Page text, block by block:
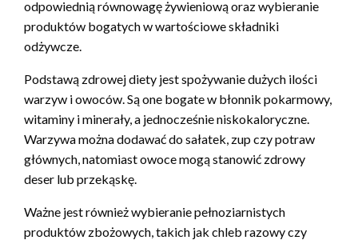
odpowiednią równowagę żywieniową oraz wybieranie
produktów bogatych w wartościowe składniki
odżywcze.
Podstawą zdrowej diety jest spożywanie dużych ilości
warzyw i owoców. Są one bogate w błonnik pokarmowy,
witaminy i minerały, a jednocześnie niskokaloryczne.
Warzywa można dodawać do sałatek, zup czy potraw
głównych, natomiast owoce mogą stanowić zdrowy
deser lub przekąskę.
Ważne jest również wybieranie pełnoziarnistych
produktów zbożowych, takich jak chleb razowy czy